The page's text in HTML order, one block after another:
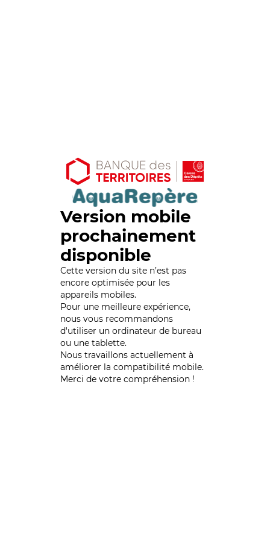
Version mobile
prochainement
disponible
Cette version du site n’est pas
encore optimisée pour les
appareils mobiles.
Pour une meilleure expérience,
nous vous recommandons
d'utiliser un ordinateur de bureau
ou une tablette.
Nous travaillons actuellement à
améliorer la compatibilité mobile.
Merci de votre compréhension !